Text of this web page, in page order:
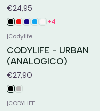
€24,95
+4
|Codylife
CODYLIFE - URBAN
(ANALOGICO)
€27,90
|CODYLIFE